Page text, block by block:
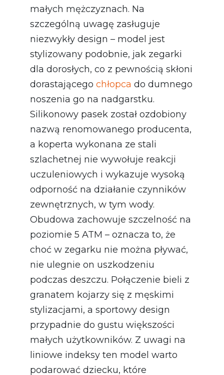
małych mężczyznach. Na
szczególną uwagę zasługuje
niezwykły design – model jest
stylizowany podobnie, jak zegarki
dla dorosłych, co z pewnością skłoni
dorastającego chłopca do dumnego
noszenia go na nadgarstku.
Silikonowy pasek został ozdobiony
nazwą renomowanego producenta,
a koperta wykonana ze stali
szlachetnej nie wywołuje reakcji
uczuleniowych i wykazuje wysoką
odporność na działanie czynników
zewnętrznych, w tym wody.
Obudowa zachowuje szczelność na
poziomie 5 ATM – oznacza to, że
choć w zegarku nie można pływać,
nie ulegnie on uszkodzeniu
podczas deszczu. Połączenie bieli z
granatem kojarzy się z męskimi
stylizacjami, a sportowy design
przypadnie do gustu większości
małych użytkowników. Z uwagi na
liniowe indeksy ten model warto
podarować dziecku, które